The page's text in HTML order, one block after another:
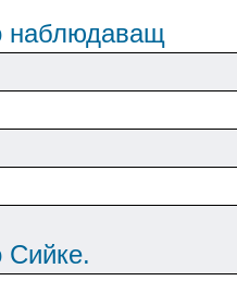
наблюдаващ
Сийке.